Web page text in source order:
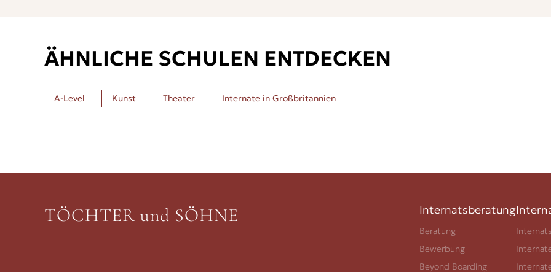
ÄHNLICHE SCHULEN ENTDECKEN
A-Level Kunst Theater Internate in Großbritannien
TÖCHTER und SÖHNE Internatsberatung
Beratung
Bewerbung
Beyond Boarding